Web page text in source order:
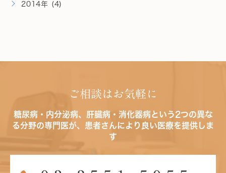
2014年 (4)
ご相談はお気軽に
糖尿病・内分泌病、肝臓病・消化器病という2つの異な
る分野の専門医が、患者さんにより良い医療を提供しま
す